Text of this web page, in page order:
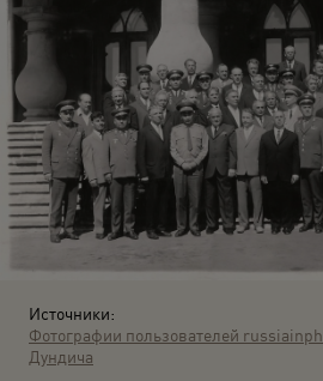
Источники:
Фотографии пользователей
Дундича